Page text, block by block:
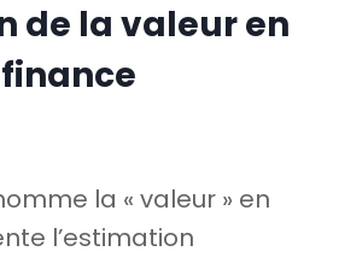
de la valeur en
finance
la « valeur » en
l’estimation